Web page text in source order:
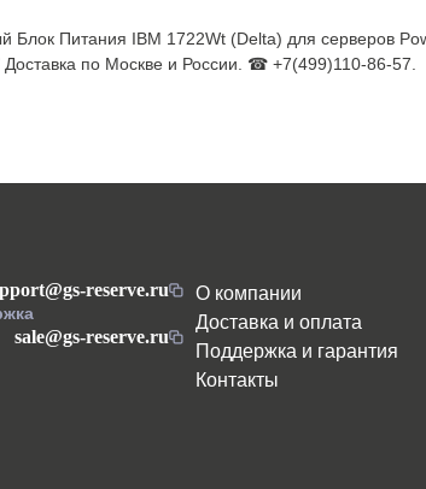
Блок Питания IBM 1722Wt (Delta) для серверов
по Москве и России. ☎ +7(499)110-86-57.
reserve.ru
sale@gs-reserve.ru
О компании
Доставка и оплата
Поддержка и гарантия
Контакты